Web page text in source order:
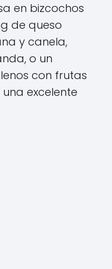
en bizcochos
de queso
y canela,
o un
con frutas
excelente